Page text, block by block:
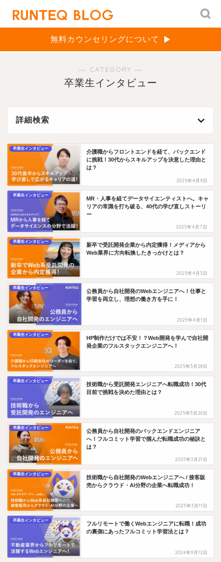
無料カウンセリングについて
― CATEGORY ―
卒業生インタビュー
詳細検索
卒業生インタビュー
介護職からフロントエンドを経て、バックエンド
に挑戦！30代からスキルアップを決意した理由と
は？
2025年4月9日
卒業生インタビュー
MR・人事を経てデータサイエンティストへ。キャ
リアの常識を打ち破る、40代の学び直しストーリ
ー
2025年4月7日
卒業生インタビュー
新卒で受託開発企業から内定獲得！メディアから
Web業界に方向転換したきっかけとは？
2025年4月3日
卒業生インタビュー
公務員から自社開発のWebエンジニアへ！仕事と
学習を両立し、理想の働き方を手に！
2025年4月1日
卒業生インタビュー
HP制作だけでは不安！？Web開発を学んで自社開
発企業のフルスタックエンジニアへ！
2025年3月28日
卒業生インタビュー
技術職から受託開発エンジニアへ転職成功！30代
目前で挑戦を決めた理由とは？
2025年3月26日
卒業生インタビュー
公務員から自社開発のバックエンドエンジニア
へ！フルコミット学習で掴んだ転職成功の秘訣と
は？
2025年3月21日
卒業生インタビュー
技術職から自社開発のWebエンジニアへ / 接客販
売からクラウド・AI分野の企業へ転職成功！
2025年3月11日
卒業生インタビュー
フルリモートで働くWebエンジニアに転職！成功
の裏側にあったフルコミット学習法とは？
2024年9月12日